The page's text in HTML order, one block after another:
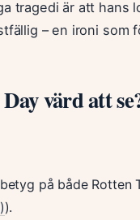
tragedi är att hans
– en ironi
värd att
på både Rotten
).